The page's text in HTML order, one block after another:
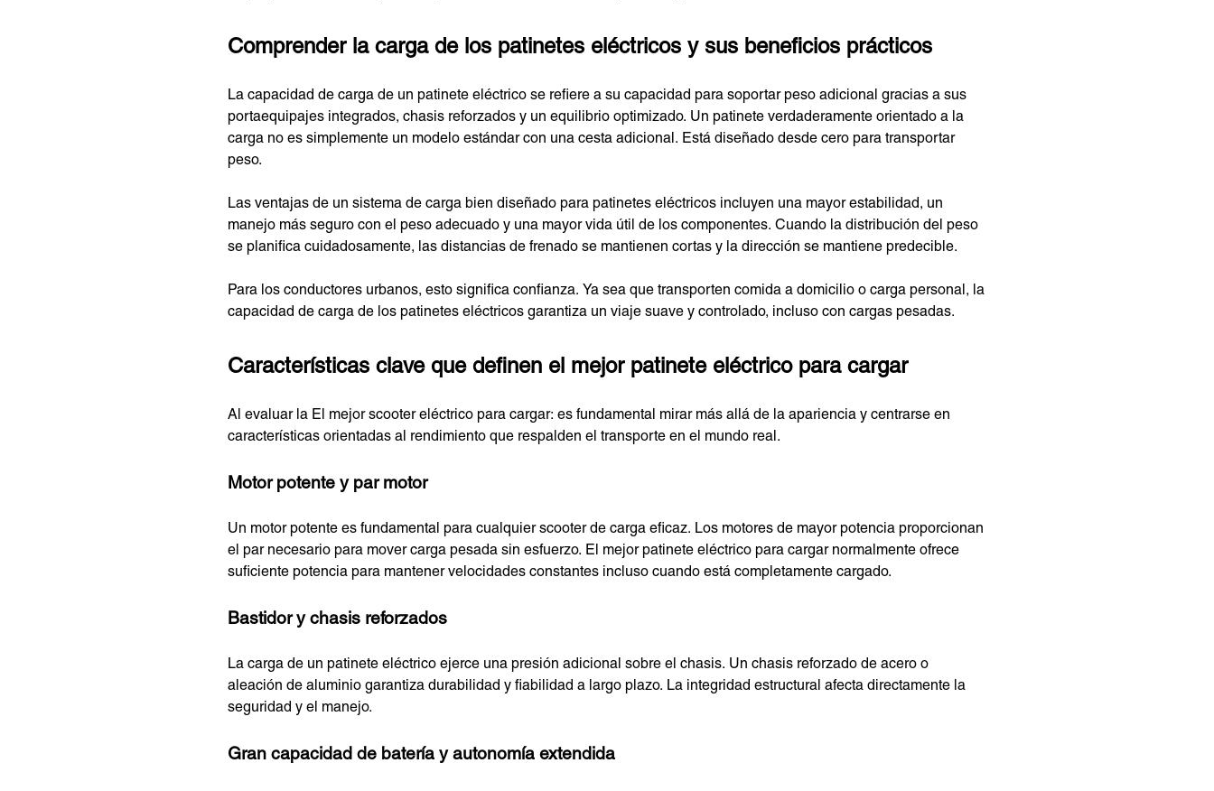
Comprender la carga de los patinetes eléctricos y sus beneficios prácticos
La capacidad de carga de un patinete eléctrico se refiere a su capacidad para soportar peso adicional gracias a sus
portaequipajes integrados, chasis reforzados y un equilibrio optimizado. Un patinete verdaderamente orientado a la
carga no es simplemente un modelo estándar con una cesta adicional. Está diseñado desde cero para transportar
peso.
Las ventajas de un sistema de carga bien diseñado para patinetes eléctricos incluyen una mayor estabilidad, un
manejo más seguro con el peso adecuado y una mayor vida útil de los componentes. Cuando la distribución del peso
se planifica cuidadosamente, las distancias de frenado se mantienen cortas y la dirección se mantiene predecible.
Para los conductores urbanos, esto significa confianza. Ya sea que transporten comida a domicilio o carga personal, la
capacidad de carga de los patinetes eléctricos garantiza un viaje suave y controlado, incluso con cargas pesadas.
Características clave que definen el mejor patinete eléctrico para cargar
Al evaluar la El mejor scooter eléctrico para cargar: es fundamental mirar más allá de la apariencia y centrarse en
características orientadas al rendimiento que respalden el transporte en el mundo real.
Motor potente y par motor
Un motor potente es fundamental para cualquier scooter de carga eficaz. Los motores de mayor potencia proporcionan
el par necesario para mover carga pesada sin esfuerzo. El mejor patinete eléctrico para cargar normalmente ofrece
suficiente potencia para mantener velocidades constantes incluso cuando está completamente cargado.
Bastidor y chasis reforzados
La carga de un patinete eléctrico ejerce una presión adicional sobre el chasis. Un chasis reforzado de acero o
aleación de aluminio garantiza durabilidad y fiabilidad a largo plazo. La integridad estructural afecta directamente la
seguridad y el manejo.
Gran capacidad de batería y autonomía extendida